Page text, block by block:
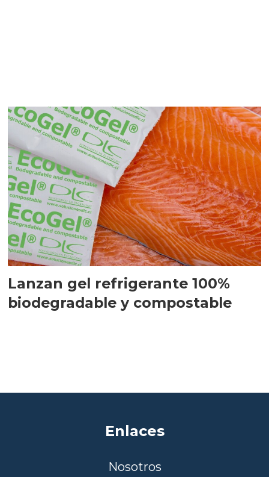
Lanzan gel refrigerante 100%
biodegradable y compostable
Enlaces
Nosotros